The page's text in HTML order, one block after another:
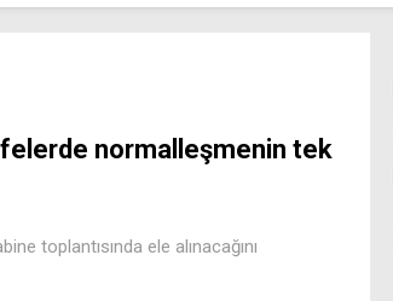
normalleşmenin tek
toplantısında ele alınacağını